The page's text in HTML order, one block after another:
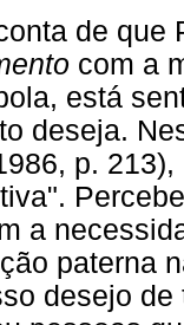
de que
com a
está
deseja.
p.
a
paterna
desejo